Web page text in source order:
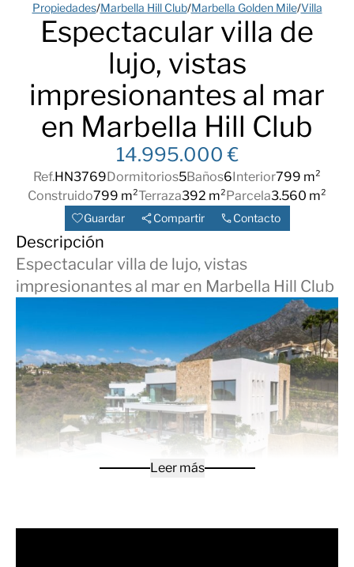
Propiedades/Marbella Hill Club/Marbella Golden Mile/Villa
Espectacular villa de
lujo, vistas
impresionantes al mar
en Marbella Hill Club
14.995.000 €
Ref.HN3769Dormitorios5Baños6Interior799 m²
Construido799 m²Terraza392 m²Parcela3.560 m²
Guardar Compartir Contacto
Descripción
Espectacular villa de lujo, vistas
impresionantes al mar en Marbella Hill Club
minutos de la Milla de Oro. Diseñada por Villaroel y
Leer más